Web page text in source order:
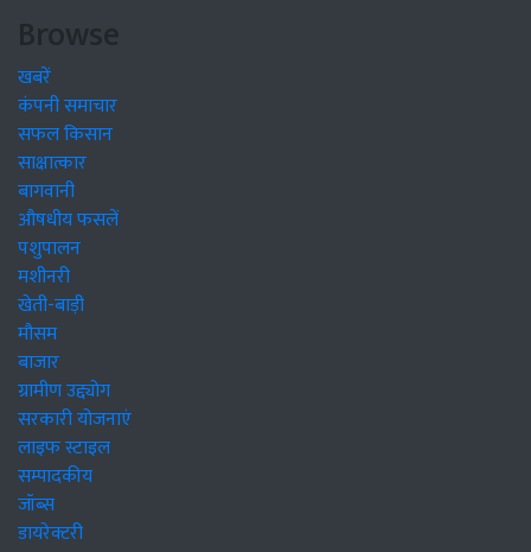
Browse
खबरें
कंपनी समाचार
सफल किसान
साक्षात्कार
बागवानी
औषधीय फसलें
पशुपालन
मशीनरी
खेती-बाड़ी
मौसम
बाजार
ग्रामीण उद्द्योग
सरकारी योजनाएं
लाइफ स्टाइल
सम्पादकीय
जॉब्स
डायरेक्टरी